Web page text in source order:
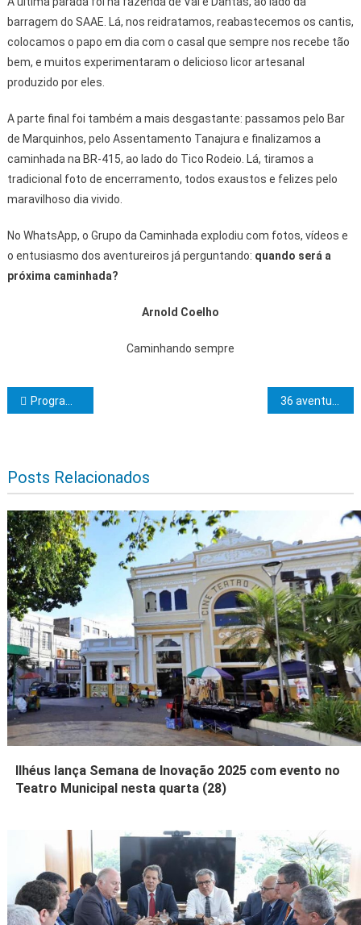
barragem do SAAE. Lá, nos reidratamos, reabastecemos os cantis,
colocamos o papo em dia com o casal que sempre nos recebe tão
bem, e muitos experimentaram o delicioso licor artesanal
produzido por eles.
A parte final foi também a mais desgastante: passamos pelo Bar
de Marquinhos, pelo Assentamento Tanajura e finalizamos a
caminhada na BR-415, ao lado do Tico Rodeio. Lá, tiramos a
tradicional foto de encerramento, todos exaustos e felizes pelo
maravilhoso dia vivido.
No WhatsApp, o Grupo da Caminhada explodiu com fotos, vídeos e
o entusiasmo dos aventureiros já perguntando: quando será a
próxima caminhada?
Arnold Coelho
Caminhando sempre
Navegação de Post
Programa Café com Jardinha 36 aventureiros, uma montanha, 9 horas de caminhada em uma trilha bruta de 30 km
Posts Relacionados
Ilhéus lança Semana de Inovação 2025 com evento no
Teatro Municipal nesta quarta (28)